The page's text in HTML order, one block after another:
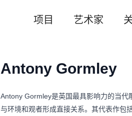
项目 艺术家
Antony Gormley
Antony Gormley是英国最具影响力的当
与环境和观者形成直接关系。其代表作包